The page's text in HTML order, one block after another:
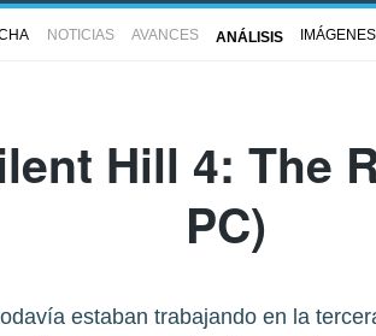
NOTICIAS AVANCES ANÁLISIS IMÁGENES
Hill 4: The
PC)
estaban trabajando en la